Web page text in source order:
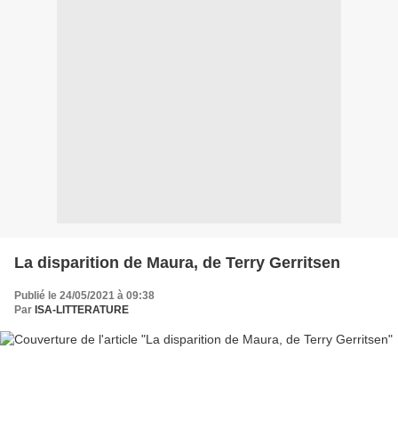
La disparition de Maura, de Terry Gerritsen
Publié le 24/05/2021 à 09:38
Par ISA-LITTERATURE